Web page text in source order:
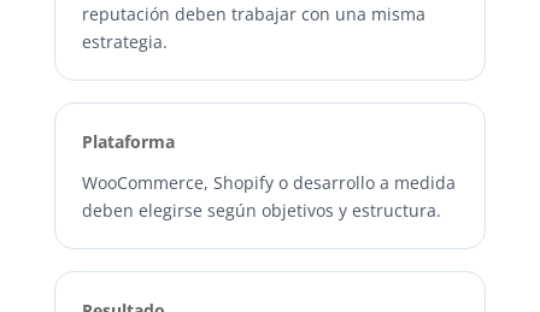
reputación deben trabajar con una misma
estrategia.
Plataforma
WooCommerce, Shopify o desarrollo a medida
deben elegirse según objetivos y estructura.